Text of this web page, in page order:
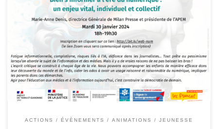
[Webinaire] : Bien s’informer à l’ère du numérique : un
enjeu vital, individuel et collectif ! Le mardi 30 janvier 2024,
de 18h à 19h30 Avec Marie-Anne DENIS, directrice de Milan
presse et présidente de l’APEM Pour s’inscrire, cliquez ici :
http://bit.ly/web-num L’équipe de coordination du réseau
départemental de soutien […]
ACTIONS / ÉVÈNEMENTS ANIMATIONS / JEUNESSE